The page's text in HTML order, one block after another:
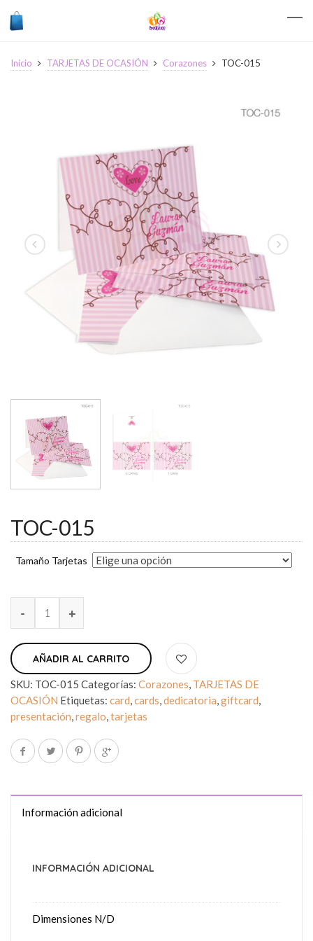
Inicio TARJETAS DE OCASIÓN Corazones TOC-015
TOC-015
Tamaño Tarjetas
AÑADIR AL CARRITO
SKU: TOC-015 Categorías: Corazones, TARJETAS DE
OCASIÓN Etiquetas: card,cards,dedicatoria,giftcard,
presentación,regalo,tarjetas
Información adicional
INFORMACIÓN ADICIONAL
Dimensiones N/D